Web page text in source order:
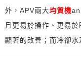
外，APV兩大均質機
且更易於操作、更易
顯著的改善；而冷卻水